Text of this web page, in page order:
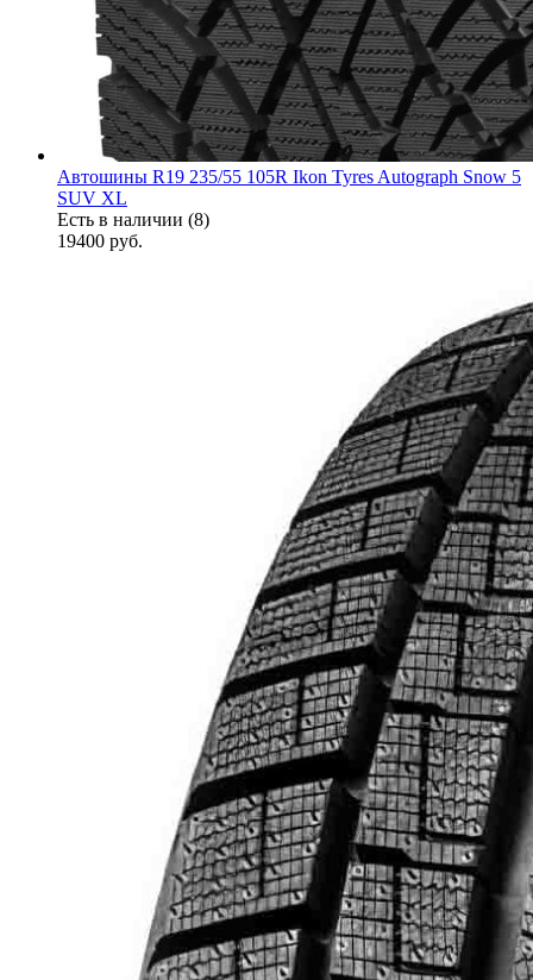
Автошины R19 235/55 105R Ikon Tyres Autograph Snow 5
SUV XL
Есть в наличии (8)
19400 руб.